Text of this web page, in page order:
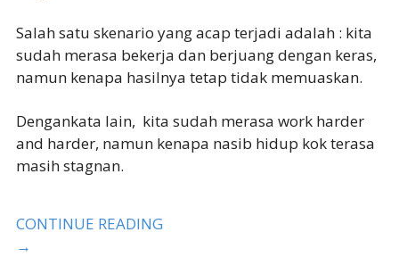
Salah satu skenario yang acap terjadi adalah : kita
sudah merasa bekerja dan berjuang dengan keras,
namun kenapa hasilnya tetap tidak memuaskan.
Dengankata lain, kita sudah merasa work harder
and harder, namun kenapa nasib hidup kok terasa
masih stagnan.
CONTINUE READING
→